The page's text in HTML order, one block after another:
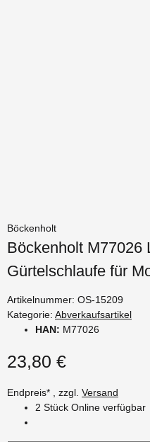
Böckenholt
Böckenholt M77026
Gürtelschlaufe für
Artikelnummer: OS-15209
Kategorie: Abverkaufsartikel
HAN: M77026
23,80 €
Endpreis* , zzgl. Versand
2 Stück Online verfügbar